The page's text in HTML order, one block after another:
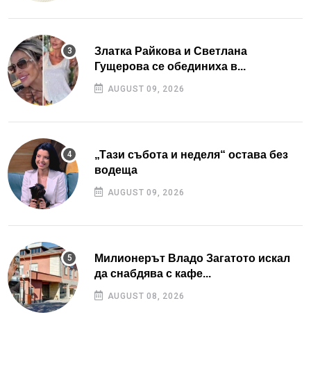
Златка Райкова и Светлана
Гущерова се обединиха в...
AUGUST 09, 2026
„Тази събота и неделя“ остава без
водеща
AUGUST 09, 2026
Милионерът Владо Загатото искал
да снабдява с кафе...
AUGUST 08, 2026